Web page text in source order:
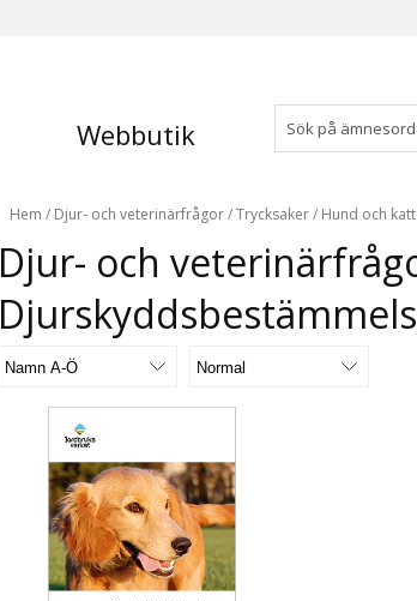
Webbutik
Hem / Djur- och veterinärfrågor/Trycksaker/ Hund och katt
Djur- och